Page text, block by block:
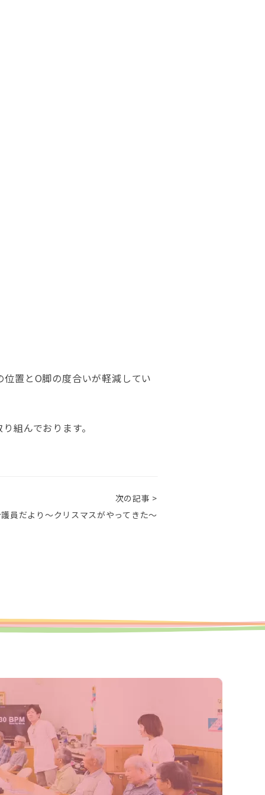
置とO脚の度合いが軽減してい
組んでおります。
次の記事 >
員だより～クリスマスがやってきた～